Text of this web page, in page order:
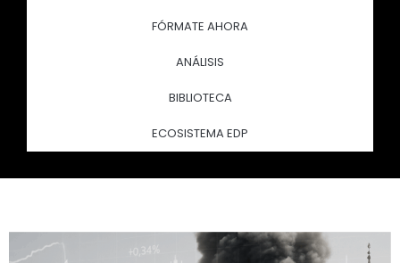
FÓRMATE AHORA
ANÁLISIS
BIBLIOTECA
ECOSISTEMA EDP